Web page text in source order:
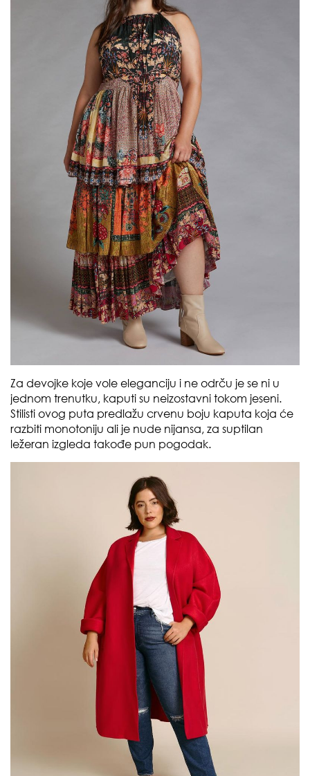
Za devojke koje vole eleganciju i ne odrču je se ni u
jednom trenutku, kaputi su neizostavni tokom jeseni.
Stilisti ovog puta predlažu crvenu boju kaputa koja će
razbiti monotoniju ali je nude nijansa, za suptilan
ležeran izgleda takođe pun pogodak.